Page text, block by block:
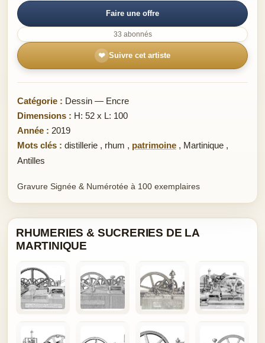
Faire une offre
33 abonnés
❤ Suivre cet artiste
Catégorie : Dessin — Encre
Dimensions : H: 52 x L: 100
Année : 2019
Mots clés : distillerie , rhum , patrimoine , Martinique ,
Antilles
Gravure Signée & Numérotée à 100 exemplaires
RHUMERIES & SUCRERIES DE LA
MARTINIQUE